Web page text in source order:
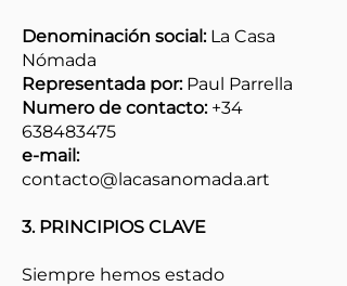
Denominación social:La Casa
Nómada
Representada por:Paul Parrella
Numero de contacto: +34
638483475
e-mail:
contacto@lacasanomada.art
3. PRINCIPIOS CLAVE
Siempre hemos estado